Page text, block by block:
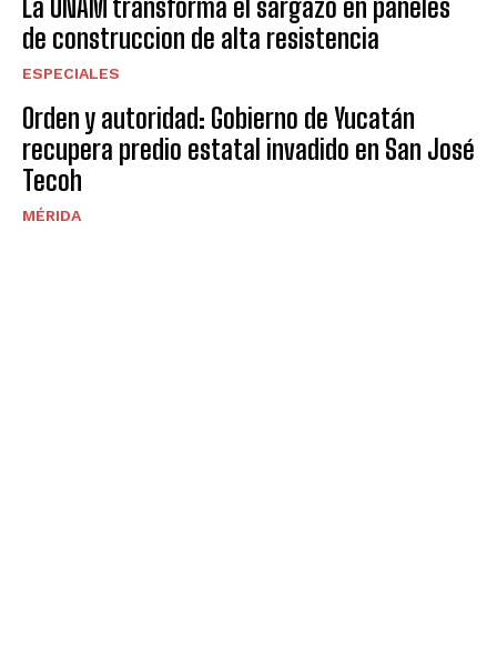
La UNAM transforma el sargazo en paneles
de construccion de alta resistencia
ESPECIALES
Orden y autoridad: Gobierno de Yucatán
recupera predio estatal invadido en San José
Tecoh
MÉRIDA